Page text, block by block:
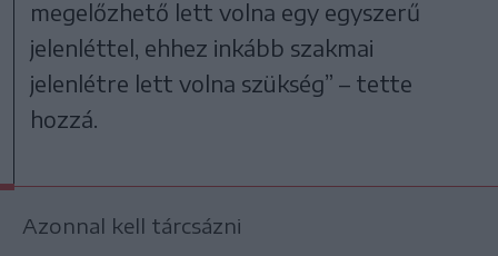
megelőzhető lett volna egy egyszerű
jelenléttel, ehhez inkább szakmai
jelenlétre lett volna szükség” – tette
hozzá.
Azonnal kell tárcsázni